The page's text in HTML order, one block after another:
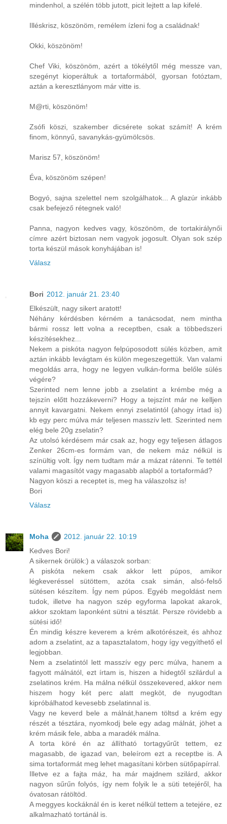
mindenhol, a szélén több jutott, picit lejtett a lap kifelé.
Illéskrisz, köszönöm, remélem ízleni fog a családnak!
Okki, köszönöm!
Chef Viki, köszönöm, azért a tökélytől még messze van,
szegényt kioperáltuk a tortaformából, gyorsan fotóztam,
aztán a keresztlányom már vitte is.
M@rti, köszönöm!
Zsófi köszi, szakember dicsérete sokat számít! A krém
finom, könnyű, savanykás-gyümölcsös.
Marisz 57, köszönöm!
Éva, köszönöm szépen!
Bogyó, sajna szelettel nem szolgálhatok... A glazúr inkább
csak befejező rétegnek való!
Panna, nagyon kedves vagy, köszönöm, de tortakirálynői
címre azért biztosan nem vagyok jogosult. Olyan sok szép
torta készül mások konyhájában is!
Válasz
Bori 2012. január 21. 23:40
Elkészült, nagy sikert aratott!
Néhány kérdésben kérném a tanácsodat, nem mintha
bármi rossz lett volna a receptben, csak a többedszeri
készítésekhez...
Nekem a piskóta nagyon felpúposodott sülés közben, amit
aztán inkább levágtam és külön megeszegettük. Van valami
megoldás arra, hogy ne legyen vulkán-forma belőle sülés
végére?
Szerinted nem lenne jobb a zselatint a krémbe még a
tejszín előtt hozzákeverni? Hogy a tejszínt már ne kelljen
annyit kavargatni. Nekem ennyi zselatintól (ahogy írtad is)
kb egy perc múlva már teljesen masszív lett. Szerinted nem
elég bele 20g zselatin?
Az utolsó kérdésem már csak az, hogy egy teljesen átlagos
Zenker 26cm-es formám van, de nekem máz nélkül is
színültig volt. Így nem tudtam már a mázat rátenni. Te tettél
valami magasítót vagy magasabb alapból a tortaformád?
Nagyon köszi a receptet is, meg ha válaszolsz is!
Bori
Válasz
Moha
2012. január 22. 10:19
Kedves Bori!
A sikernek örülök:) a válaszok sorban:
A piskóta nekem csak akkor lett púpos, amikor
légkeveréssel sütöttem, azóta csak simán, alsó-felső
sütésen készítem. Így nem púpos. Egyéb megoldást nem
tudok, illetve ha nagyon szép egyforma lapokat akarok,
akkor szoktam laponként sütni a tésztát. Persze rövidebb a
sütési idő!
Én mindig készre keverem a krém alkotórészeit, és ahhoz
adom a zselatint, az a tapasztalatom, hogy így vegyíthető el
legjobban.
Nem a zselatintól lett masszív egy perc múlva, hanem a
fagyott málnától, ezt írtam is, hiszen a hidegtől szilárdul a
zselatinos krém. Ha málna nélkül összekevered, akkor nem
hiszem hogy két perc alatt megköt, de nyugodtan
kipróbálhatod kevesebb zselatinnal is.
Vagy ne keverd bele a málnát,hanem töltsd a krém egy
részét a tésztára, nyomkodj bele egy adag málnát, jöhet a
krém másik fele, abba a maradék málna.
A torta köré én az állítható tortagyűrűt tettem, ez
magasabb, de igazad van, beleírom ezt a receptbe is. A
sima tortaformát meg lehet magasítani körben sütőpapírral.
Illetve ez a fajta máz, ha már majdnem szilárd, akkor
nagyon sűrűn folyós, így nem folyik le a süti tetejéről, ha
óvatosan rátöltöd.
A meggyes kockáknál én is keret nélkül tettem a tetejére, ez
alkalmazható tortánál is.